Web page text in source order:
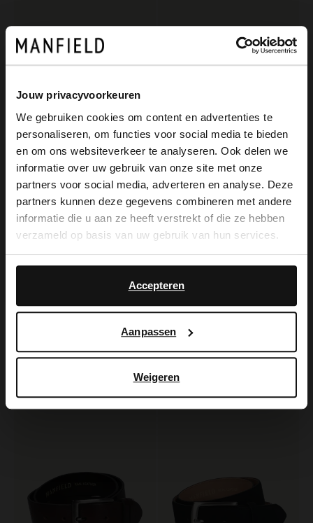
Jouw privacyvoorkeuren
We gebruiken cookies om content en advertenties te
personaliseren, om functies voor social media te bieden
en om ons websiteverkeer te analyseren. Ook delen we
informatie over uw gebruik van onze site met onze
partners voor social media, adverteren en analyse. Deze
partners kunnen deze gegevens combineren met andere
informatie die u aan ze heeft verstrekt of die ze hebben
verzameld op basis van uw gebruik van hun services.
Accepteren
Aanpassen
Weigeren
Manfield
Beigefarbener Veloursleder-Gürtel Brauner Ledergürtel
Cognacfarbener Ledergürtel
39.99
Schwarzer Veloursleder-Gürtel
39.99
×
View this website in English?
It looks like your language isn't Dutch. Would
you like to switch to English?
English